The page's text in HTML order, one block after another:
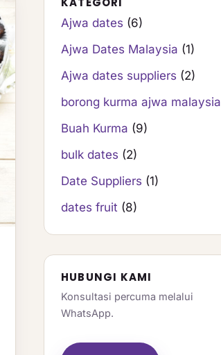
Ajwa dates (6)
Ajwa Dates Malaysia (1)
Ajwa dates suppliers (2)
borong kurma ajwa malaysia
Buah Kurma (9)
bulk dates (2)
Date Suppliers (1)
dates fruit (8)
HUBUNGI KAMI
Konsultasi percuma melalui
WhatsApp.